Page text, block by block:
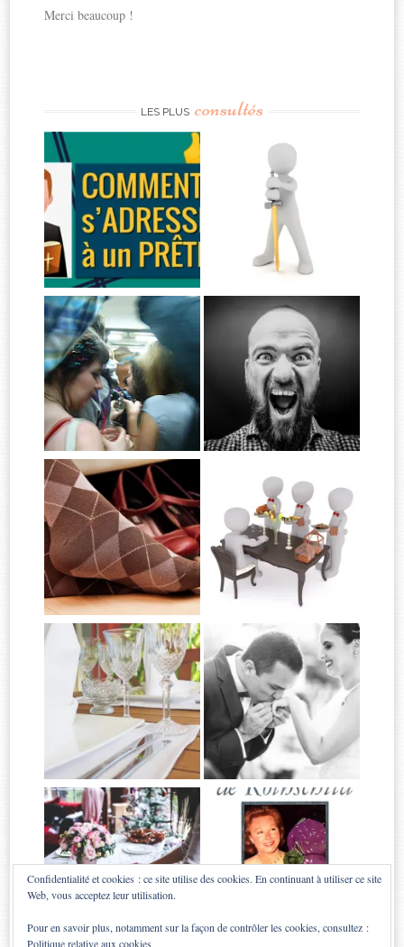
Merci beaucoup !
LES PLUS consultés
Confidentialité et cookies : ce site utilise des cookies. En continuant à utiliser ce site
Web, vous acceptez leur utilisation.
Pour en savoir plus, notamment sur la façon de contrôler les cookies, consultez :
Politique relative aux cookies